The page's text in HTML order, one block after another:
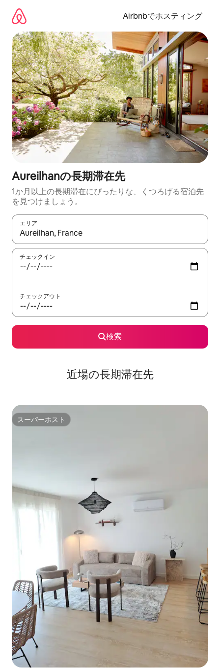
Airbnbでホスティング
Aureilhanの長期滞在先
1か月以上の長期滞在にぴったりな、くつろげる宿泊先
を見つけましょう。
エリア
検索結果が表示されたら、上下の矢印キーを使って移動するか
チェックイン
チェックアウト
検索
近場の長期滞在先
スーパーホスト
スーパーホスト